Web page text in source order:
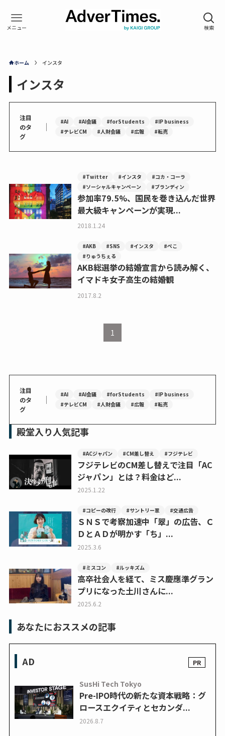
ホーム インスタ
インスタ
注目
のタ
グ
｜ #AI #AI会議 #forStudents
#IP business
#テレビCM
#人財会議 #広報 #転売
#Twitter #インスタ
#コカ・コーラ
#ソーシャルキャンペーン
#ブランディン
参加率79.5%、国民を巻き込んだ世界
最大級キャンペーンが実現...
2018.1.24
#AKB #SNS #インスタ
#ぺこ
#りゅうちぇる
AKB総選挙の結婚宣言から読み解く、
イマドキ女子高生の結婚観
2017.8.2
1
注目
のタ
グ
｜ #AI #AI会議 #forStudents
#IP business
#テレビCM
#人財会議 #広報 #転売
殿堂入り人気記事
#ACジャパン #CM差し替え #フジテレビ
フジテレビのCM差し替えで注目「AC
ジャパン」とは？料金はど...
2025.1.22
#コピーの改行 #サントリー翠 #交通広告
ＳＮＳで考察加速中「翠」の広告、Ｃ
ＤとＡＤが明かす「ち」...
2025.3.6
#ミスコン #ルッキズム
高卒社会人を経て、ミス慶應準グラン
プリになった土川さんに...
2025.6.2
あなたにおススメの記事
AD
SusHi Tech Tokyo
Pre-IPO時代の新たな資本戦略：グ
ロースエクイティとセカンダ...
2026.8.7